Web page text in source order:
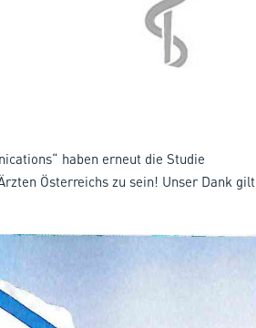
haben erneut die Studie
Österreichs zu sein! Unser Dank gilt